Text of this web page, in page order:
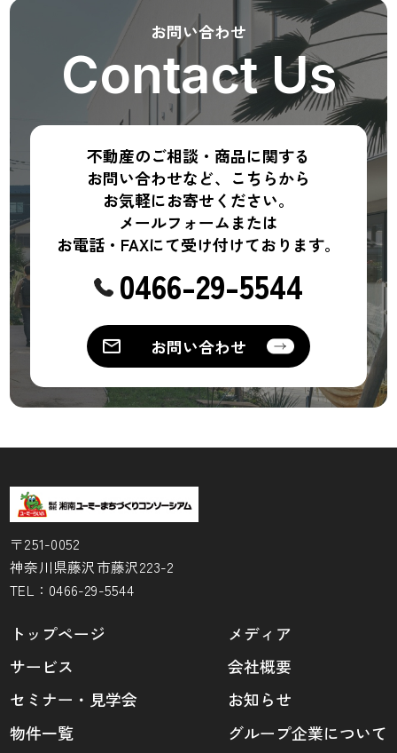
お問い合わせ
Contact Us
不動産のご相談・商品に関する
お問い合わせなど、こちらから
お気軽にお寄せください。
メールフォームまたは
お電話・FAXにて受け付けております。
0466-29-5544
お問い合わせ
〒251-0052
神奈川県藤沢市藤沢223-2
TEL： 0466-29-5544
トップページ
サービス
セミナー・見学会
物件一覧
メディア
会社概要
お知らせ
グループ企業について